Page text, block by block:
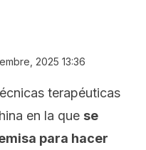
2025 13:36
terapéuticas
en la que se
para hacer